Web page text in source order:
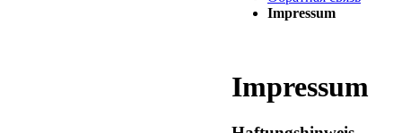
Impressum
Impressum